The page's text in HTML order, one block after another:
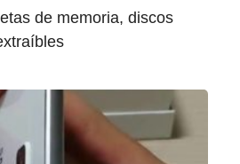
de memoria, discos